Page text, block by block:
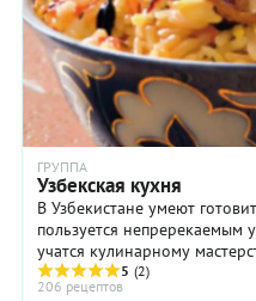
ГРУППА
Узбекская кухня
В Узбекистане умеют
пользуется непререкаемым
учатся кулинарному
юноши — у отцов и дедов, и
5 (2)
206 рецептов